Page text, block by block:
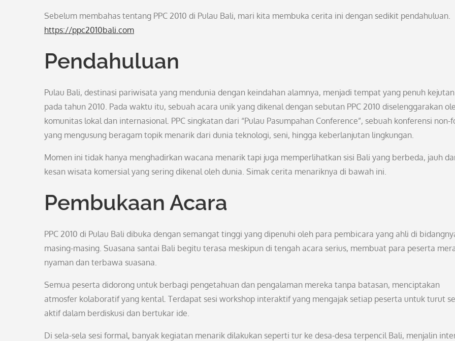
Sebelum membahas tentang PPC 2010 di Pulau Bali, mari kita membuka cerita ini dengan sedikit pendahuluan.
https://ppc2010bali.com
Pendahuluan
Pulau Bali, destinasi pariwisata yang mendunia dengan keindahan alamnya, menjadi tempat yang penuh kejutan
pada tahun 2010. Pada waktu itu, sebuah acara unik yang dikenal dengan sebutan PPC 2010 diselenggarakan
komunitas lokal dan internasional. PPC singkatan dari “Pulau Pasumpahan Conference”, sebuah konferensi non-
yang mengusung beragam topik menarik dari dunia teknologi, seni, hingga keberlanjutan lingkungan.
Momen ini tidak hanya menghadirkan wacana menarik tapi juga memperlihatkan sisi Bali yang berbeda, jauh
kesan wisata komersial yang sering dikenal oleh dunia. Simak cerita menariknya di bawah ini.
Pembukaan Acara
PPC 2010 di Pulau Bali dibuka dengan semangat tinggi yang dipenuhi oleh para pembicara yang ahli di
masing-masing. Suasana santai Bali begitu terasa meskipun di tengah acara serius, membuat para peserta
nyaman dan terbawa suasana.
Semua peserta didorong untuk berbagi pengetahuan dan pengalaman mereka tanpa batasan, menciptakan
atmosfer kolaboratif yang kental. Terdapat sesi workshop interaktif yang mengajak setiap peserta untuk turut
aktif dalam berdiskusi dan bertukar ide.
Di sela-sela sesi formal, banyak kegiatan menarik dilakukan seperti tur ke desa-desa terpencil Bali, menjalin